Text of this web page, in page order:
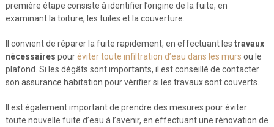
première étape consiste à identifier l’origine de la fuite, en
examinant la toiture, les tuiles et la couverture.
Il convient de réparer la fuite rapidement, en effectuant les travaux
nécessaires pouréviter toute infiltration d’eau dans les murs ou le
plafond. Si les dégâts sont importants, il est conseillé de contacter
son assurance habitation pour vérifier si les travaux sont couverts.
Il est également important de prendre des mesures pour éviter
toute nouvelle fuite d’eau à l’avenir, en effectuant une rénovation de